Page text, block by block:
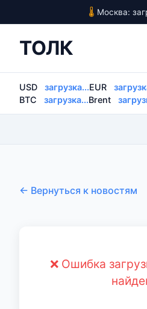
Москва:
ТОЛК
USD загрузка...EUR
BTC
загрузка...Brent
← Вернуться к новостям
❌ Ошибка